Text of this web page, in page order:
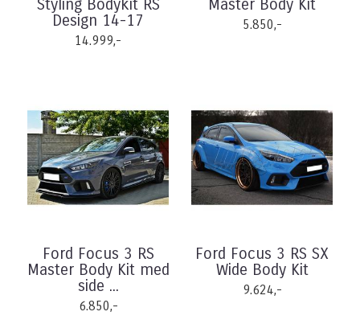
Styling Bodykit RS
Design 14-17
14.999,-
Master Body Kit
5.850,-
Ford Focus 3 RS
Master Body Kit med
side ...
6.850,-
Ford Focus 3 RS SX
Wide Body Kit
9.624,-